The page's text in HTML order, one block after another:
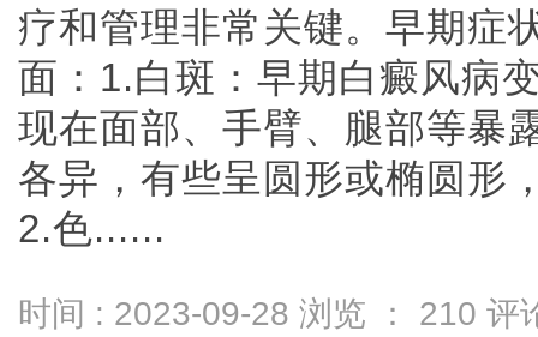
疗和管理非常关键。早期症
面：1.白斑：早期白癜风病
现在面部、手臂、腿部等暴
各异，有些呈圆形或椭圆形
2.色......
时间 : 2023-09-28 浏览 ： 210 评